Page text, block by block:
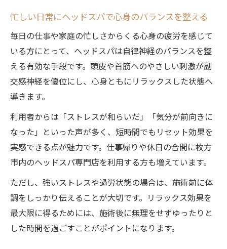
忙しい日常にヘッドスパで心身のバランスを整える
毎日の仕事や家庭の忙しさからくる心身の疲労を感じて
いる方にとって、ヘッドスパは自律神経のバランスを整
える有効な手段です。頭皮や首筋へのやさしい刺激が副
交感神経を優位にし、心身ともにリラックスした状態へ
導きます。
利用者からは「ストレスが和らいだ」「気分が前向きに
なった」といった声が多く、短時間でもリセット効果を
実感できる点が魅力です。仕事帰りや休日の合間に枚方
市内のヘッドスパ専門店を利用する方も増えています。
ただし、強いストレスや過労状態の場合は、施術前に体
調をしっかり伝えることが大切です。リラックス効果を
最大限に得るためには、施術後に無理をせずゆったりと
した時間を過ごすことがポイントになります。